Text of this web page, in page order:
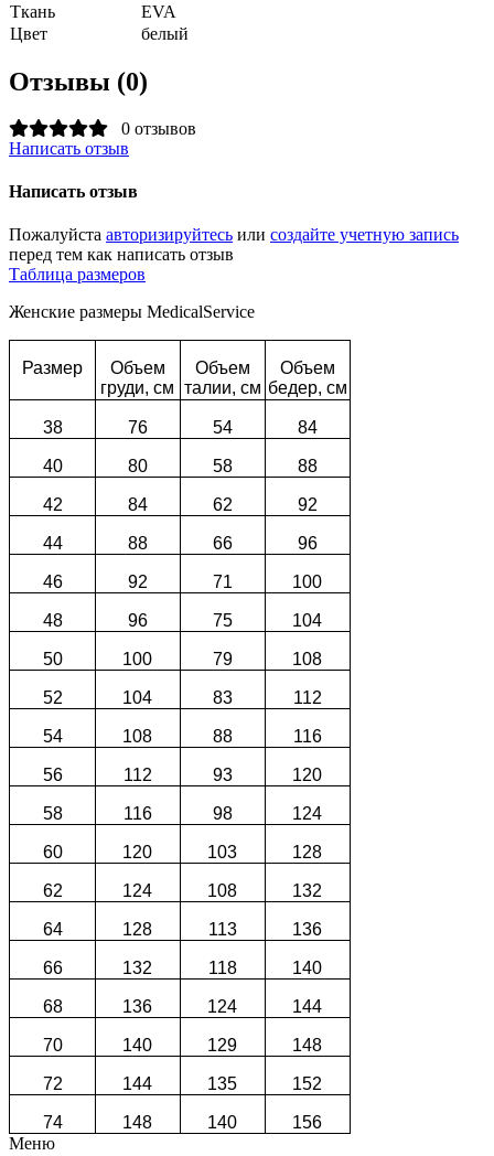
Ткань
EVA
Цвет
белый
Отзывы (0)
0 отзывов
Написать отзыв
Написать отзыв
Пожалуйста авторизируйтесь или создайте учетную запись
перед тем как написать отзыв
Таблица размеров
Женские размеры MedicalService
Размер
Объем
груди, см
Объем
талии, см
Объем
бедер, см
38 76 54 84
40 80 58 88
42 84 62 92
44 88 66 96
46 92 71 100
48 96 75 104
50 100 79 108
52 104 83 112
54 108 88 116
56 112 93 120
58 116 98 124
60 120 103 128
62 124 108 132
64 128 113 136
66 132 118 140
68 136 124 144
70 140 129 148
72 144 135 152
74 148 140
156
Меню